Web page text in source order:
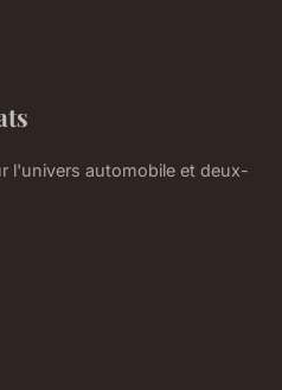
l'univers automobile et deux-